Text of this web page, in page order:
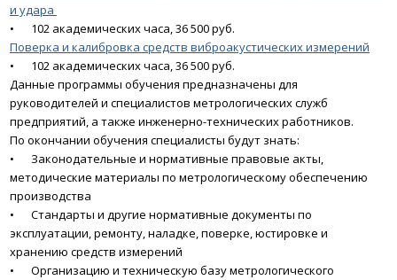
и удара
•
102 академических часа, 36 500 руб.
Поверка и калибровка средств виброакустических измерений
•
102 академических часа, 36 500 руб.
Данные программы обучения предназначены для
руководителей и специалистов метрологических служб
предприятий, а также инженерно-технических работников.
По окончании обучения специалисты будут знать:
•
Законодательные и нормативные правовые акты,
методические материалы по метрологическому обеспечению
производства
•
Стандарты и другие нормативные документы по
эксплуатации, ремонту, наладке, поверке, юстировке и
хранению средств измерений
•
Организацию и техническую базу метрологического